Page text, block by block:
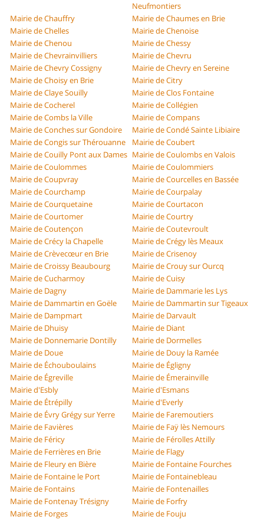
Neufmontiers
Mairie de Chauffry
Mairie de Chaumes en Brie
Mairie de Chelles
Mairie de Chenoise
Mairie de Chenou
Mairie de Chessy
Mairie de Chevrainvilliers
Mairie de Chevru
Mairie de Chevry Cossigny
Mairie de Chevry en Sereine
Mairie de Choisy en Brie
Mairie de Citry
Mairie de Claye Souilly
Mairie de Clos Fontaine
Mairie de Cocherel
Mairie de Collégien
Mairie de Combs la Ville
Mairie de Compans
Mairie de Conches sur Gondoire
Mairie de Condé Sainte Libiaire
Mairie de Congis sur Thérouanne
Mairie de Coubert
Mairie de Couilly Pont aux Dames Mairie de Coulombs en Valois
Mairie de Coulommes
Mairie de Coulommiers
Mairie de Coupvray
Mairie de Courcelles en Bassée
Mairie de Courchamp
Mairie de Courpalay
Mairie de Courquetaine
Mairie de Courtacon
Mairie de Courtomer
Mairie de Courtry
Mairie de Coutençon
Mairie de Coutevroult
Mairie de Crécy la Chapelle
Mairie de Crégy lès Meaux
Mairie de Crèvecœur en Brie
Mairie de Crisenoy
Mairie de Croissy Beaubourg
Mairie de Crouy sur Ourcq
Mairie de Cucharmoy
Mairie de Cuisy
Mairie de Dagny
Mairie de Dammarie les Lys
Mairie de Dammartin en Goële
Mairie de Dammartin sur Tigeaux
Mairie de Dampmart
Mairie de Darvault
Mairie de Dhuisy
Mairie de Diant
Mairie de Donnemarie Dontilly
Mairie de Dormelles
Mairie de Doue
Mairie de Douy la Ramée
Mairie de Échouboulains
Mairie de Égligny
Mairie de Égreville
Mairie de Émerainville
Mairie d'Esbly
Mairie d'Esmans
Mairie de Étrépilly
Mairie d'Everly
Mairie de Évry Grégy sur Yerre
Mairie de Faremoutiers
Mairie de Favières
Mairie de Faÿ lès Nemours
Mairie de Féricy
Mairie de Férolles Attilly
Mairie de Ferrières en Brie
Mairie de Flagy
Mairie de Fleury en Bière
Mairie de Fontaine Fourches
Mairie de Fontaine le Port
Mairie de Fontainebleau
Mairie de Fontains
Mairie de Fontenailles
Mairie de Fontenay Trésigny
Mairie de Forfry
Mairie de Forges
Mairie de Fouju